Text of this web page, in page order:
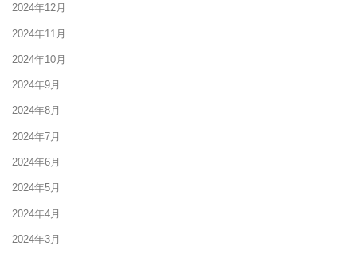
2024年12月
2024年11月
2024年10月
2024年9月
2024年8月
2024年7月
2024年6月
2024年5月
2024年4月
2024年3月